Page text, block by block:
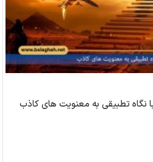
نگاه تطبیقی به معنویت های کاذب